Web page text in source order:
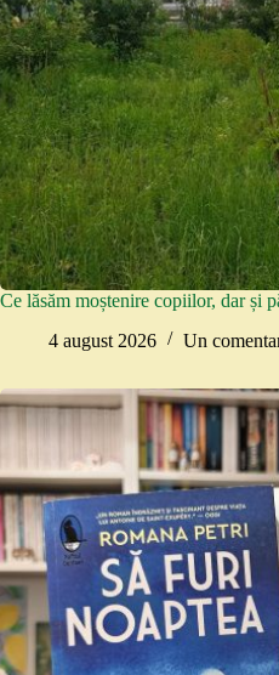
Ce lăsăm moștenire copiilor, dar și
4 august 2026
Un